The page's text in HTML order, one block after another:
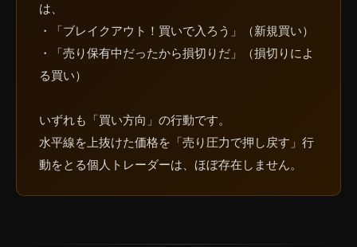
は、
・「ブレイクアウト！買いで入ろう」（新規買い）
・「売り保有中だったから損切りだ」（損切りによ
る買い）
いずれも「買い方向」の行動です。
水平線を上抜けた価格を「売り圧力で押し戻す」行
動をとる個人トレーダーは、ほぼ存在しません。